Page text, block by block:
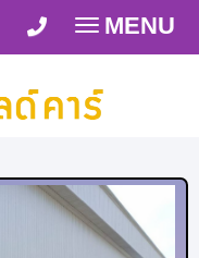
Toggle
MENU